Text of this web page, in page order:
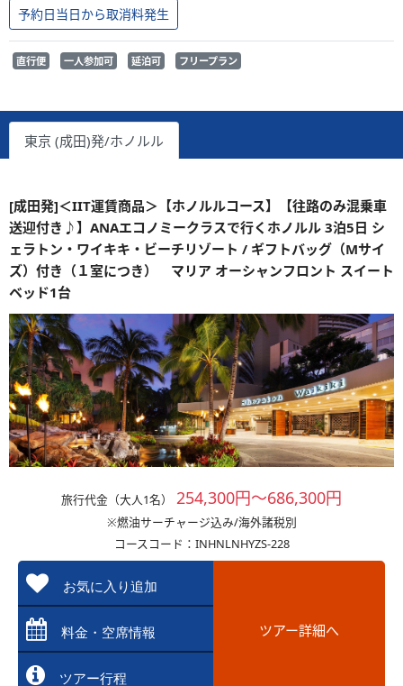
予約日当日から取消料発生
直行便 一人参加可 延泊可 フリープラン
東京 (成田)発/ホノルル
[成田発]＜IIT運賃商品＞【ホノルルコース】【往路のみ混乗車
送迎付き♪】ANAエコノミークラスで行くホノルル 3泊5日 シ
ェラトン・ワイキキ・ビーチリゾート / ギフトバッグ（Mサイ
ズ）付き（１室につき） マリア オーシャンフロント スイート
ベッド1台
旅行代金（大人1名） 254,300円～686,300円
※燃油サーチャージ込み/海外諸税別
コースコード：INHNLNHYZS-228
お気に入り追加
料金・空席情報
ツアー行程
ツアー詳細へ